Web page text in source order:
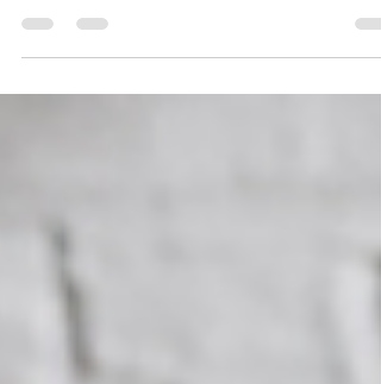
met wortels in de circulaire economie.